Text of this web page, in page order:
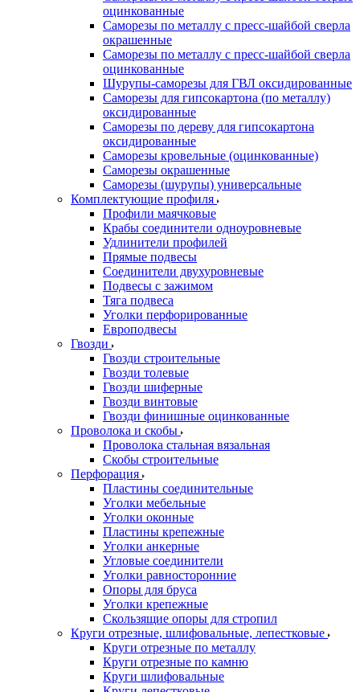
оцинкованные
Саморезы по металлу с пресс-шайбой сверла
окрашенные
Саморезы по металлу с пресс-шайбой сверла
оцинкованные
Шурупы-саморезы для ГВЛ оксидированные
Саморезы для гипсокартона (по металлу)
оксидированные
Саморезы по дереву для гипсокартона
оксидированные
Саморезы кровельные (оцинкованные)
Саморезы окрашенные
Саморезы (шурупы) универсальные
Комплектующие профиля
Профили маячковые
Крабы соединители одноуровневые
Удлинители профилей
Прямые подвесы
Соединители двухуровневые
Подвесы с зажимом
Тяга подвеса
Уголки перфорированные
Европодвесы
Гвозди
Гвозди строительные
Гвозди толевые
Гвозди шиферные
Гвозди винтовые
Гвозди финишные оцинкованные
Проволока и скобы
Проволока стальная вязальная
Скобы строительные
Перфорация
Пластины соединительные
Уголки мебельные
Уголки оконные
Пластины крепежные
Уголки анкерные
Угловые соединители
Уголки равносторонние
Опоры для бруса
Уголки крепежные
Скользящие опоры для стропил
Круги отрезные, шлифовальные, лепестковые
Круги отрезные по металлу
Круги отрезные по камню
Круги шлифовальные